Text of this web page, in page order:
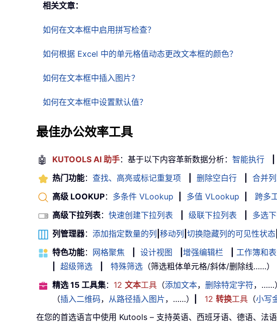
相关文章：
如何在文本框中启用拼写检查？
如何根据 Excel 中的单元格值动态更改文本框的颜色？
如何在文本框中插入图片？
如何在文本框中设置默认值？
最佳办公效率工具
🤖 KUTOOLS AI 助手：基于以下内容革新数据分析： 智能执行
热门功能： 查找、高亮或标记重复项 删除空白行 合并
高级 LOOKUP： 多条件 VLookup 多值 VLookup 跨多
高级下拉列表： 快速创建下拉列表 级联下拉列表 多选
列管理器： 添加指定数量的列 移动列 切换隐藏列的可见性状态
特色功能： 网格聚焦 设计视图 增强编辑栏 工作簿和
超级筛选 特殊筛选 （筛选粗体单元格/斜体/删除线……）
精选 15 工具集： 12 文本工具 （添加文本， 删除特定字符，……）
（插入二维码， 从路径插入图片，……） 12 转换工具 （小写
在您的首选语言中使用 Kutools – 支持英语、西班牙语、德语、法